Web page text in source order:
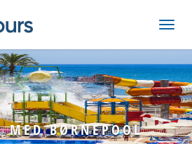
MED BØRNEPOOL